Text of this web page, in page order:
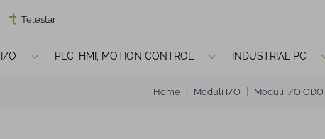
Telestar
I/O PLC, HMI, MOTION CONTROL INDUSTRIAL PC
Home Moduli I/O Moduli I/O